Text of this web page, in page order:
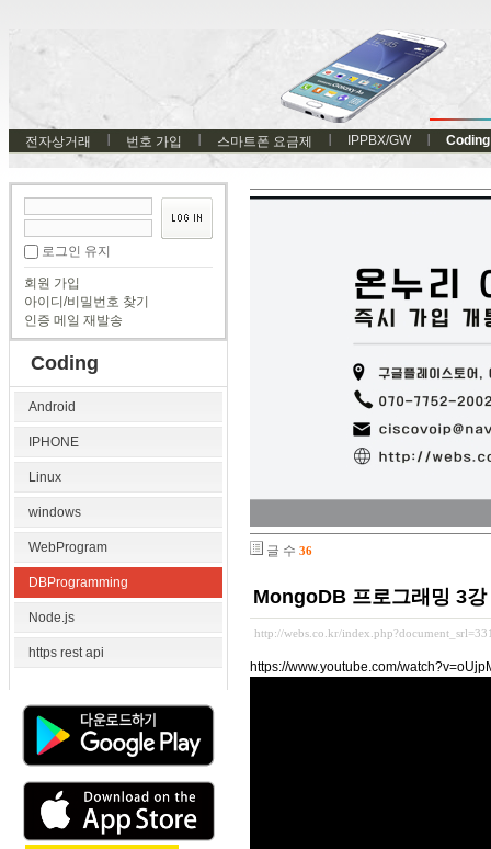
전자상거래 번호 가입 스마트폰 요금제 IPPBX/GW Coding
로그인 유지
회원 가입
아이디/비밀번호 찾기
인증 메일 재발송
Coding
Android
IPHONE
Linux
windows
WebProgram
DBProgramming
Node.js
https rest api
글 수 36
MongoDB 프로그래밍 3
http://webs.co.kr/
https://www.youtube.com/